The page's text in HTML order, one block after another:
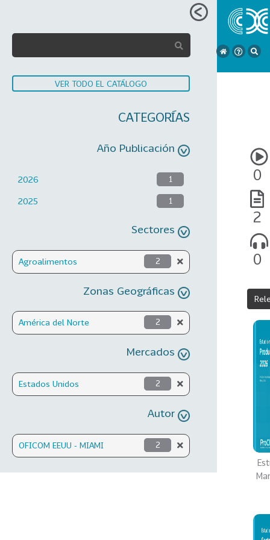
VER TODO EL CATÁLOGO
CATEGORÍAS
Año Publicación
2026 1
2025 1
Sectores
Agroalimentos 2
Zonas Geográficas
América del Norte 2
Mercados
Estados Unidos 2
Autor
OFICOM EEUU - MIAMI 2
0
2
0